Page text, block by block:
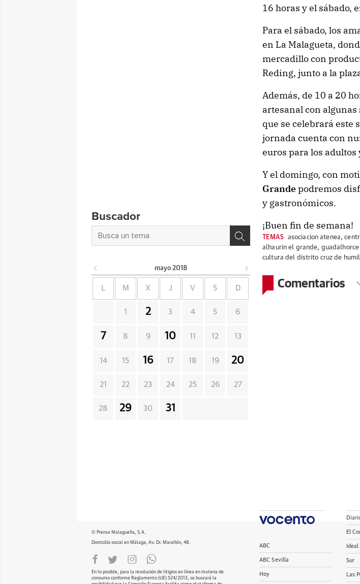
16 horas y el sábado,
Para el sábado, los
en La Malagueta,
mercadillo con
Reding, junto a la
Además, de 10 a 20
artesanal con
que se celebrará este
jornada cuenta con
euros para los
Y el domingo, con
Grandepodremos
y gastronómicos.
¡Buen fin de semana!
TEMAS asociacion atenea,
alhaurin el grande,
cultura del distrito cruz de
Comentarios
Buscador
mayo 2018
L M X J V S D
1 2 3 4 5 6
7 8 9 10 11 12 13
14 15 16 17 18 19 20
21 22 23 24 25 26 27
28 29 30 31
© Prensa Malagueña, S.A.
Domicilio social en Málaga, Av. Dr. Marañón, 48.
En lo posible, para la resolución de litigios en línea en materia de
consumo conforme Reglamento (UE) 524/2013, se buscará la
ABC
ABC Sevilla
Hoy
El
Ideal
Sur
Las